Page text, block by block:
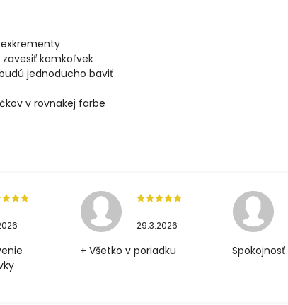
kamkoľvek
jednoducho baviť
v rovnakej farbe
29.3.2026
+ Všetko v poriadku Spokojnosť